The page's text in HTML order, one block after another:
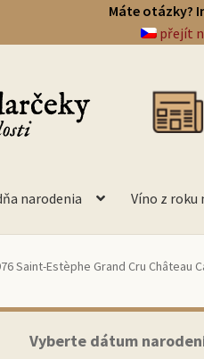
Máte otázky?
přejít
narodenia Víno z roku
Saint-Estèphe Grand Cru Château
Vyberte dátum